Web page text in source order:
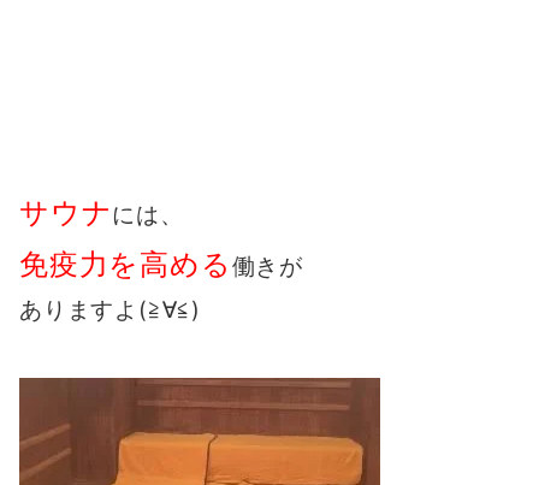
サウナには、
免疫力を高める 働きが
ありますよ(≧∀≦)